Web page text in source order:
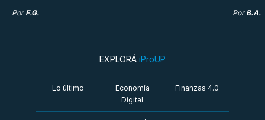
Por F.G. Por B.A.
EXPLORÁ iProUP
Lo último
Economía
Digital
Finanzas 4.0